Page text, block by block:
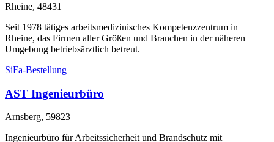
Rheine, 48431
Seit 1978 tätiges arbeitsmedizinisches Kompetenzzentrum in
Rheine, das Firmen aller Größen und Branchen in der näheren
Umgebung betriebsärztlich betreut.
SiFa-Bestellung
AST Ingenieurbüro
Arnsberg, 59823
Ingenieurbüro für Arbeitssicherheit und Brandschutz mit